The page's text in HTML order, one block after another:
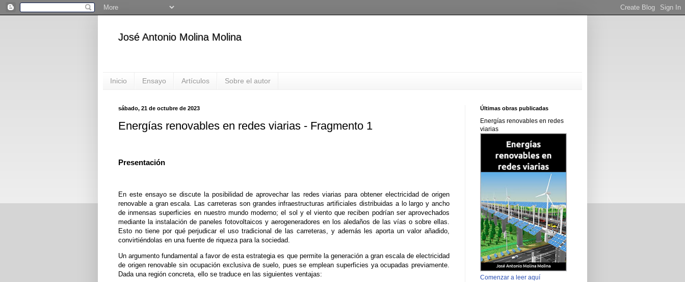
José Antonio Molina Molina
Inicio Ensayo Artículos Sobre el autor
sábado, 21 de octubre de 2023
Energías renovables en redes viarias - Fragmento 1
Presentación
En este ensayo se discute la posibilidad de aprovechar las redes viarias para obtener electricidad de origen
renovable a gran escala. Las carreteras son grandes infraestructuras artificiales distribuidas a lo largo y ancho
de inmensas superficies en nuestro mundo moderno; el sol y el viento que reciben podrían ser aprovechados
mediante la instalación de paneles fotovoltaicos y aerogeneradores en los aledaños de las vías o sobre ellas.
Esto no tiene por qué perjudicar el uso tradicional de las carreteras, y además les aporta un valor añadido,
convirtiéndolas en una fuente de riqueza para la sociedad.
Un argumento fundamental a favor de esta estrategia es que permite la generación a gran escala de electricidad
de origen renovable sin ocupación exclusiva de suelo, pues se emplean superficies ya ocupadas previamente.
Dada una región concreta, ello se traduce en las siguientes ventajas:
Últimas obras publicadas
Energías renovables en redes
viarias
Comenzar a leer aquí